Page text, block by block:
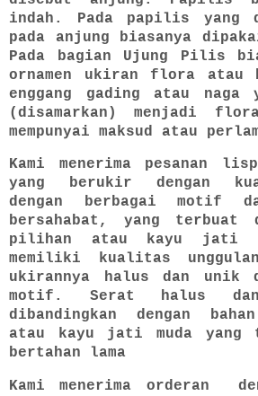
indah. Pada papilis yang
pada anjung biasanya
Pada bagian Ujung Pilis
ornamen ukiran flora atau
enggang gading atau
(disamarkan) menjadi
mempunyai maksud atau
Kami menerima pesanan
yang berukir dengan
dengan berbagai motif
bersahabat, yang
pilihan atau kayu jati
memiliki kualitas
ukirannya halus dan unik
motif. Serat halus
dibandingkan dengan
atau kayu jati muda yang
bertahan lama
Kami menerima orderan